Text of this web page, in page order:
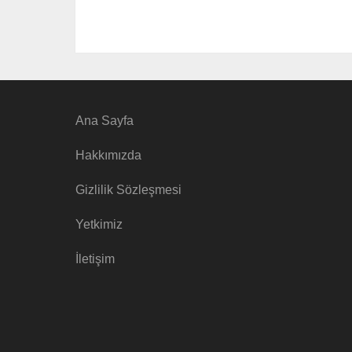
Ana Sayfa
Hakkımızda
Gizlilik Sözleşmesi
Yetkimiz
İletişim